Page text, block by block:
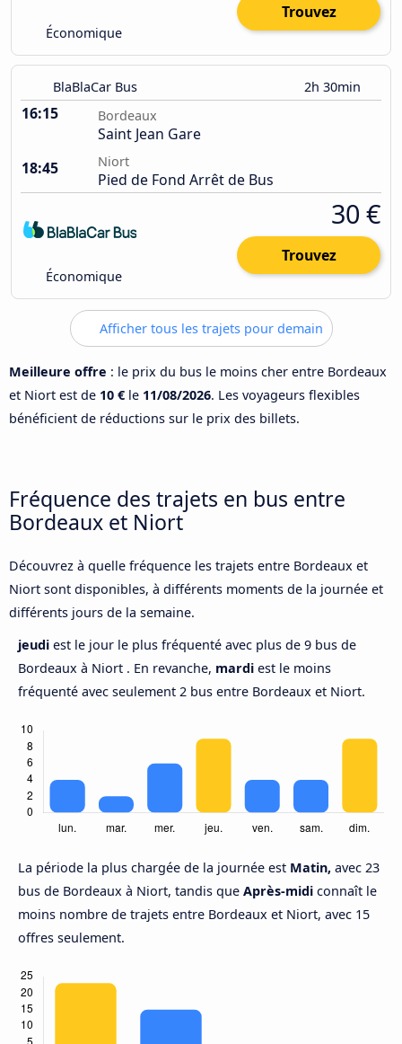
Économique
Trouvez
BlaBlaCar Bus 2h 30min
16:15 Bordeaux
Saint Jean Gare
18:45
Niort
Pied de Fond Arrêt de Bus
Économique
30 €
Trouvez
Afficher tous les trajets pour demain
Meilleure offre : le prix du bus le moins cher entre Bordeaux
et Niort est de 10 € le 11/08/2026. Les voyageurs flexibles
bénéficient de réductions sur le prix des billets.
Fréquence des trajets en bus entre
Bordeaux et Niort
Découvrez à quelle fréquence les trajets entre Bordeaux et
Niort sont disponibles, à différents moments de la journée et
différents jours de la semaine.
jeudi est le jour le plus fréquenté avec plus de 9 bus de
Bordeaux à Niort . En revanche, mardi est le moins
fréquenté avec seulement 2 bus entre Bordeaux et Niort.
La période la plus chargée de la journée est Matin, avec 23
bus de Bordeaux à Niort, tandis que Après-midi connaît le
moins nombre de trajets entre Bordeaux et Niort, avec 15
offres seulement.